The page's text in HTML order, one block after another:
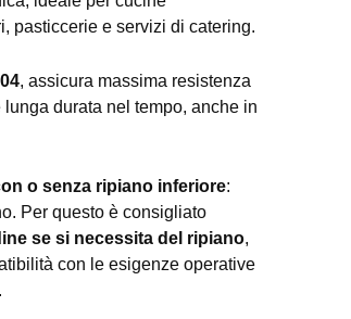
pasticcerie e servizi di catering.
, assicura massima resistenza
durata nel tempo, anche in
o senza ripiano inferiore:
Per questo è consigliato
se si necessita del ripiano,
con le esigenze operative